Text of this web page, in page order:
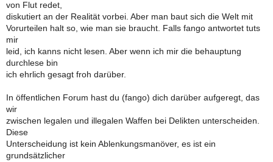
von Flut redet,
diskutiert an der Realität vorbei. Aber man baut sich die Welt mit
Vorurteilen halt so, wie man sie braucht. Falls fango antwortet tuts
mir
leid, ich kanns nicht lesen. Aber wenn ich mir die behauptung
durchlese bin
ich ehrlich gesagt froh darüber.
In öffentlichen Forum hast du (fango) dich darüber aufgeregt, das
wir
zwischen legalen und illegalen Waffen bei Delikten unterscheiden.
Diese
Unterscheidung ist kein Ablenkungsmanöver, es ist ein
grundsätzlicher